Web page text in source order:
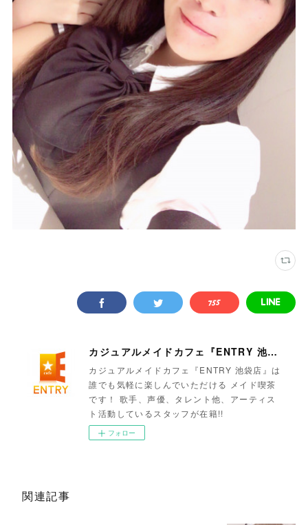
カジュアルメイドカフェ『ENTRY 池袋店』
カジュアルメイドカフェ『ENTRY 池袋店』は
誰でも気軽に楽しんでいただける メイド喫茶
です！ 歌手、声優、タレント他、アーティス
ト活動しているスタッフが在籍!!
フォロー
関連記事